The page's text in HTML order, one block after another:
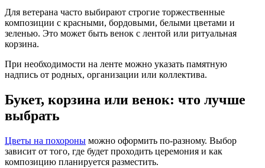
Для ветерана часто выбирают строгие торжественные
композиции с красными, бордовыми, белыми цветами и
зеленью. Это может быть венок с лентой или ритуальная
корзина.
При необходимости на ленте можно указать памятную
надпись от родных, организации или коллектива.
Букет, корзина или венок: что лучше
выбрать
Цветы на похороны можно оформить по-разному. Выбор
зависит от того, где будет проходить церемония и как
композицию планируется разместить.